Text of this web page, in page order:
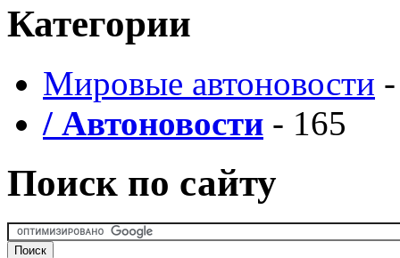
Категории
Мировые автоновости
/ Автоновости - 165
Поиск по сайту